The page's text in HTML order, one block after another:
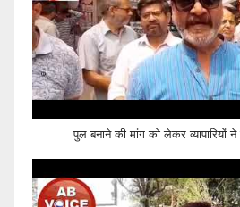
पुल बनाने की मांग को लेकर व्यापारियों ने